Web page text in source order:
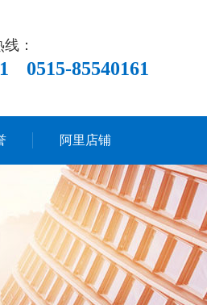
：
0515-85540161
阿里店铺